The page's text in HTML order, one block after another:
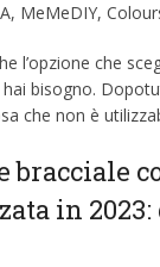
MeMeDIY,
l’opzione che
bisogno.
che non è
bracciale
in 2023: